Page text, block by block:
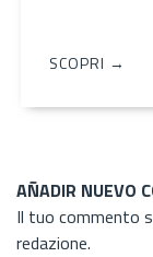
SCOPRI →
AÑADIR NUEVO
Il tuo commento
redazione.